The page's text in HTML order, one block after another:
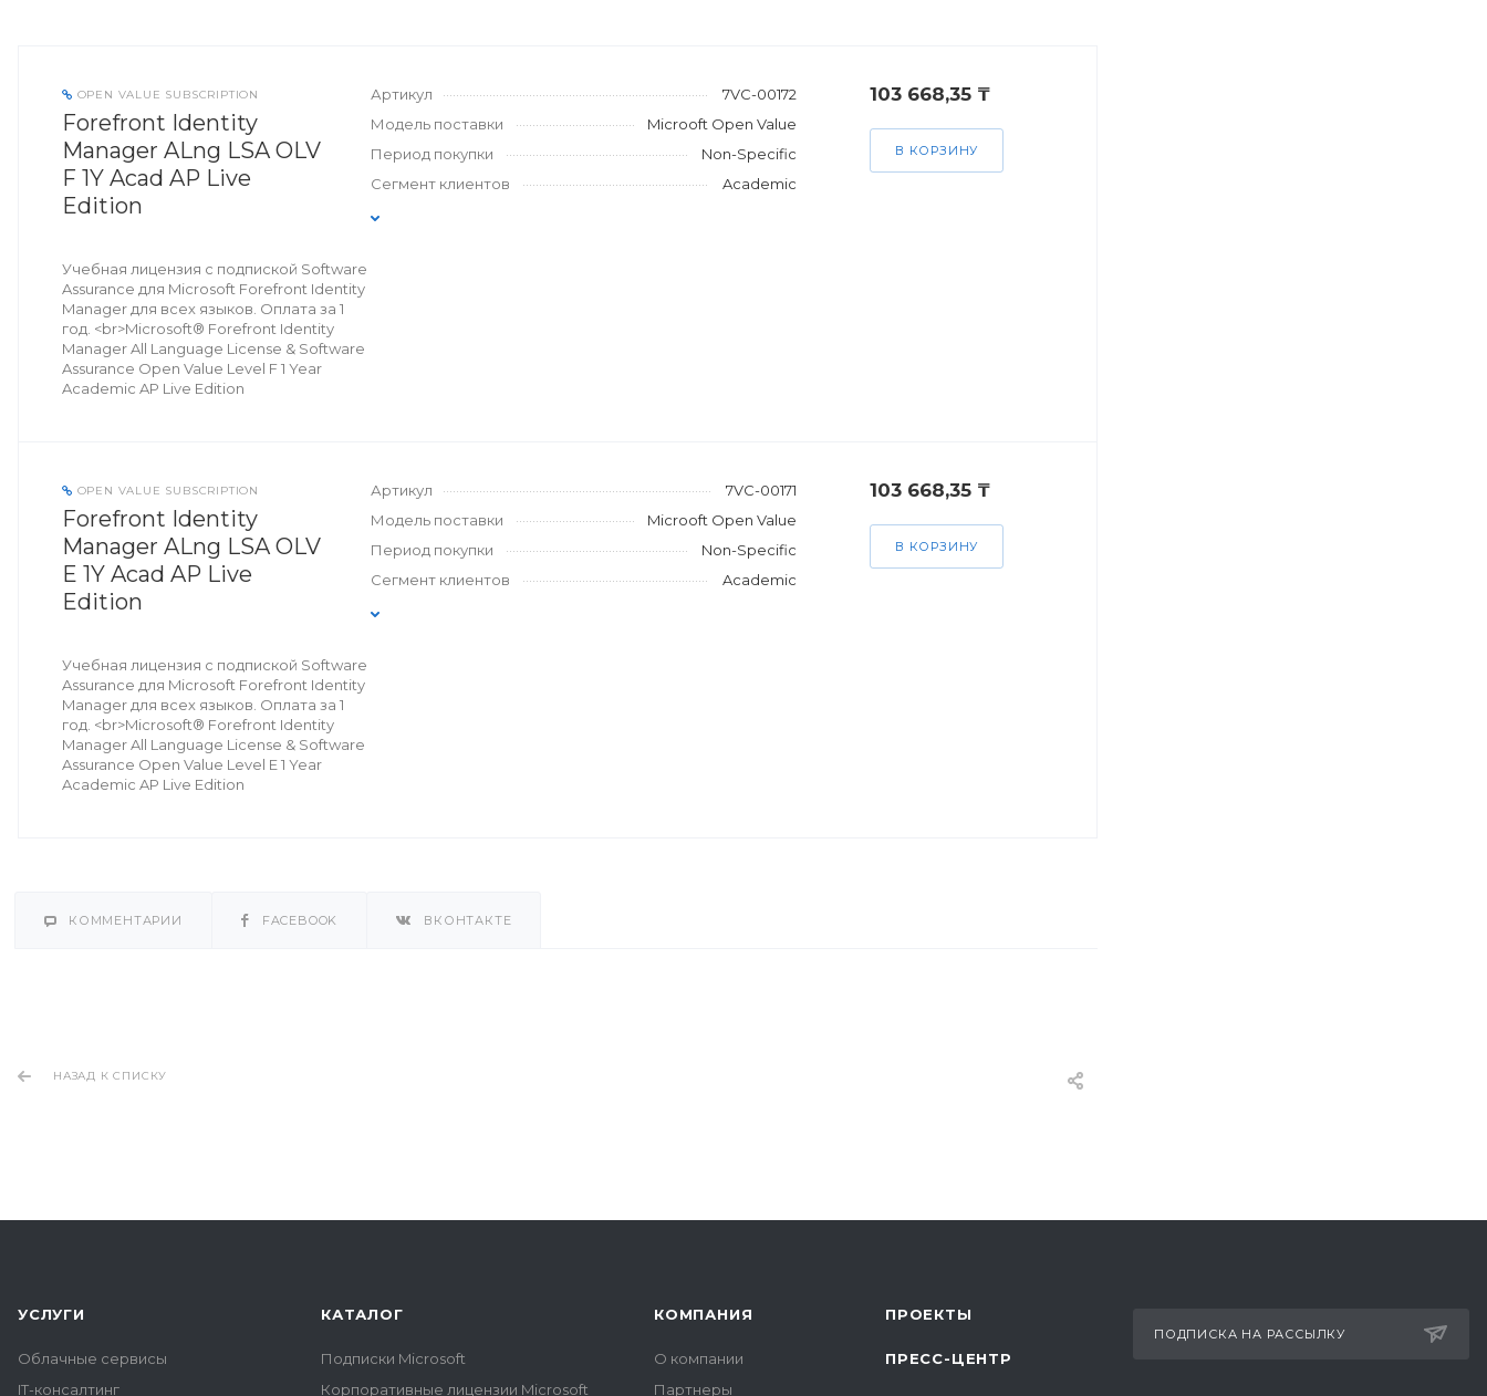
OPEN VALUE SUBSCRIPTION
Forefront Identity
Manager ALng LSA OLV
F 1Y Acad AP Live
Edition
Учебная лицензия с подпиской Software
Assurance для Microsoft Forefront Identity
Manager для всех языков. Оплата за 1
год. <br>Microsoft® Forefront Identity
Manager All Language License & Software
Assurance Open Value Level F 1 Year
Academic AP Live Edition
Артикул
7VC-00172
Модель поставки
Microoft Open Value
Период покупки
Non-Specific
Сегмент клиентов
Academic
103 668,35 ₸
В КОРЗИНУ
OPEN VALUE SUBSCRIPTION
Forefront Identity
Manager ALng LSA OLV
E 1Y Acad AP Live
Edition
Учебная лицензия с подпиской Software
Assurance для Microsoft Forefront Identity
Manager для всех языков. Оплата за 1
год. <br>Microsoft® Forefront Identity
Manager All Language License & Software
Assurance Open Value Level E 1 Year
Academic AP Live Edition
Артикул
7VC-00171
Модель поставки
Microoft Open Value
Период покупки
Non-Specific
Сегмент клиентов
Academic
103 668,35 ₸
В КОРЗИНУ
КОММЕНТАРИИ FACEBOOK ВКОНТАКТЕ
НАЗАД К СПИСКУ
УСЛУГИ
Облачные сервисы
IT-консалтинг
КАТАЛОГ
Подписки Microsoft
Корпоративные лицензии Microsoft
КОМПАНИЯ
О компании
Партнеры
ПРОЕКТЫ
ПРЕСС-ЦЕНТР
ПОДПИСКА НА РАССЫЛКУ